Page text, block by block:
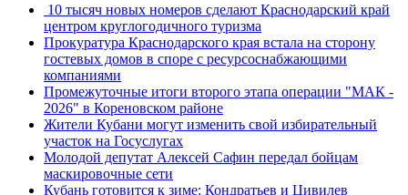
10 тысяч новых номеров сделают Краснодарский край
центром круглогодичного туризма
Прокуратура Краснодарского края встала на сторону
гостевых домов в споре с ресурсоснабжающими
компаниями
Промежуточные итоги второго этапа операции "МАК -
2026" в Кореновском районе
Жители Кубани могут изменить свой избирательный
участок на Госуслугах
Молодой депутат Алексей Сафин передал бойцам
маскировочные сети
Кубань готовится к зиме: Кондратьев и Цивилев